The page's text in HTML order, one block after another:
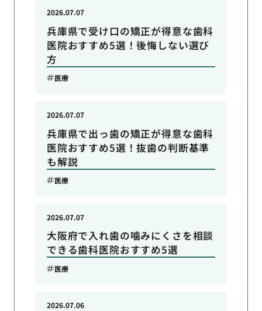
兵庫県で受け口の矯正が得意な歯科
医院おすすめ5選！後悔しない選び
方
2026.07.07
医療
兵庫県で出っ歯の矯正が得意な歯科
医院おすすめ5選！抜歯の判断基準
も解説
2026.07.07
医療
大阪府で入れ歯の噛みにくさを相談
できる歯科医院おすすめ5選
2026.07.07
医療
2026.07.06